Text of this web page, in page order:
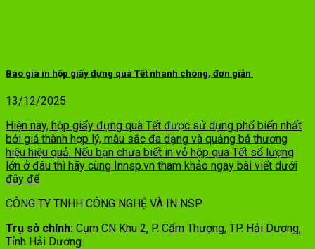
Báo giá in hộp giấy đựng quà Tết nhanh chóng, đơn giản
13/12/2025
Hiện nay, hộp giấy đựng quà Tết được sử dụng phổ biến nhất
bởi giá thành hợp lý, màu sắc đa dạng và quảng bá thương
hiệu hiệu quả. Nếu bạn chưa biết in vỏ hộp quà Tết số lượng
lớn ở đâu thì hãy cùng Innsp.vn tham khảo ngay bài viết dưới
đây để
CÔNG TY TNHH CÔNG NGHỆ VÀ IN NSP
Trụ sở chính: Cụm CN Khu 2, P. Cẩm Thượng, TP. Hải Dương,
Tỉnh Hải Dương